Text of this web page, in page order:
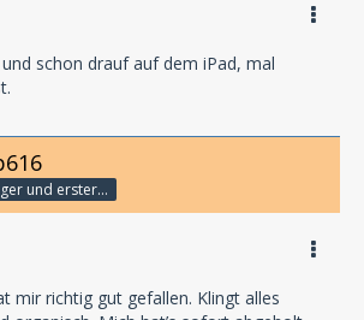
schon drauf auf dem iPad, mal
Geisterjäger und erster Detektiv
mir richtig gut gefallen. Klingt alles